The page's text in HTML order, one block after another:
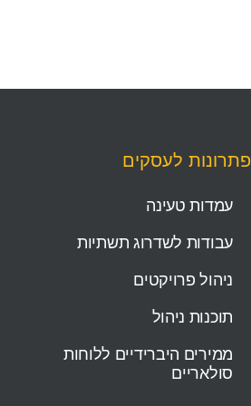
פתרונות לעסקים
עמדות טעינה
עבודות לשדרוג תשתיות
ניהול פרויקטים
תוכנות ניהול
ממירים היברידיים ללוחות
סולאריים